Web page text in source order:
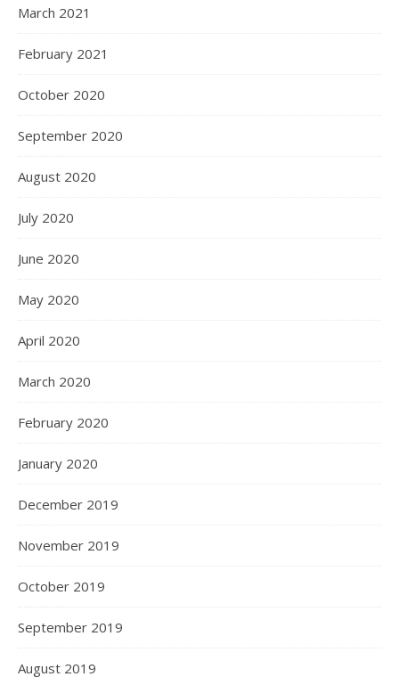
March 2021
February 2021
October 2020
September 2020
August 2020
July 2020
June 2020
May 2020
April 2020
March 2020
February 2020
January 2020
December 2019
November 2019
October 2019
September 2019
August 2019